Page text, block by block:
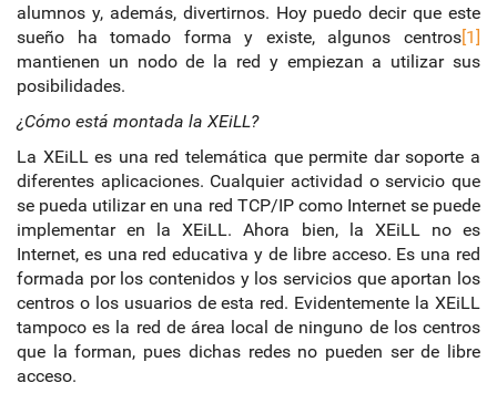
alumnos y, además, divertirnos. Hoy puedo decir que este
sueño ha tomado forma y existe, algunos centros[1]
mantienen un nodo de la red y empiezan a utilizar sus
posibilidades.
¿Cómo está montada la XEiLL?
La XEiLL es una red telemática que permite dar soporte a
diferentes aplicaciones. Cualquier actividad o servicio que
se pueda utilizar en una red TCP/IP como Internet se puede
implementar en la XEiLL. Ahora bien, la XEiLL no es
Internet, es una red educativa y de libre acceso. Es una red
formada por los contenidos y los servicios que aportan los
centros o los usuarios de esta red. Evidentemente la XEiLL
tampoco es la red de área local de ninguno de los centros
que la forman, pues dichas redes no pueden ser de libre
acceso.